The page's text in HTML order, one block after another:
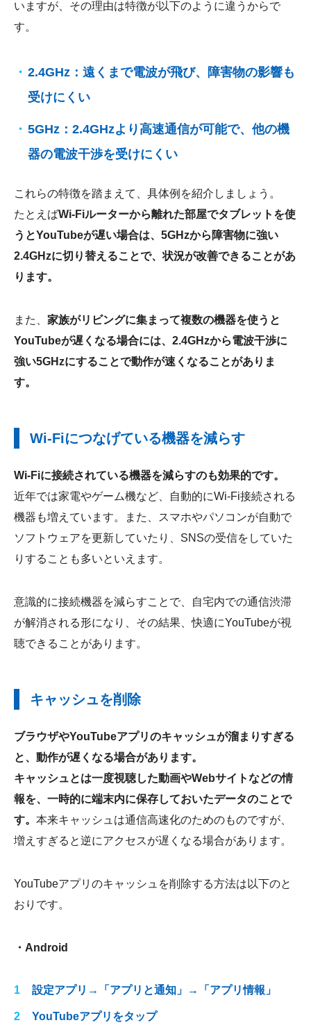
いますが、その理由は特徴が以下のように違うからで
す。
2.4GHz：遠くまで電波が飛び、障害物の影響も
受けにくい
5GHz：2.4GHzより高速通信が可能で、他の機
器の電波干渉を受けにくい
これらの特徴を踏まえて、具体例を紹介しましょう。
たとえばWi-Fiルーターから離れた部屋でタブレットを使
うとYouTubeが遅い場合は、5GHzから障害物に強い
2.4GHzに切り替えることで、状況が改善できることがあ
ります。
また、 家族がリビングに集まって複数の機器を使うと
YouTubeが遅くなる場合には、2.4GHzから電波干渉に
強い5GHzにすることで動作が速くなることがありま
す。
Wi-Fiにつなげている機器を減らす
Wi-Fiに接続されている機器を減らすのも効果的です。
近年では家電やゲーム機など、自動的にWi-Fi接続される
機器も増えています。また、スマホやパソコンが自動で
ソフトウェアを更新していたり、SNSの受信をしていた
りすることも多いといえます。
意識的に接続機器を減らすことで、自宅内での通信渋滞
が解消される形になり、その結果、快適にYouTubeが視
聴できることがあります。
キャッシュを削除
ブラウザやYouTubeアプリのキャッシュが溜まりすぎる
と、動作が遅くなる場合があります。
キャッシュとは一度視聴した動画やWebサイトなどの情
報を、一時的に端末内に保存しておいたデータのことで
す。 本来キャッシュは通信高速化のためのものですが、
増えすぎると逆にアクセスが遅くなる場合があります。
YouTubeアプリのキャッシュを削除する方法は以下のと
おりです。
・Android
設定アプリ→「アプリと通知」→「アプリ情報」
YouTubeアプリをタップ